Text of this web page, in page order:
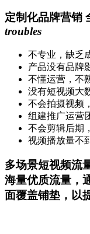
定制化品牌营销
troubles
不专业，缺乏
产品没有品牌
不懂运营，不
没有短视频大
不会拍摄视频
组建推广运营
不会剪辑后期
视频播放量不
多场景短视频流
海量优质流量，
面覆盖铺垫，以